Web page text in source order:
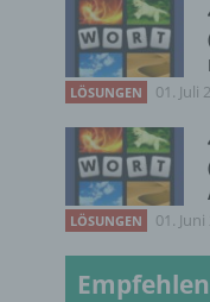
LÖSUNGEN 01. Juli
LÖSUNGEN 01.